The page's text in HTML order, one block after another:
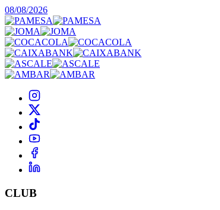
08/08/2026
CLUB